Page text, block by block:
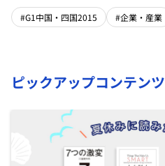
#G1中国・四国2015 #企業・産業
ピックアップコンテンツ